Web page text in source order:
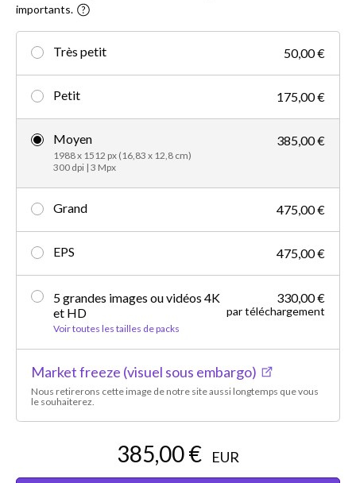
importants.
Très petit 50,00 €
Petit 175,00 €
Moyen
1988 x 1512 px (16,83 x 12,8 cm)
300 dpi | 3 Mpx
385,00 €
Grand 475,00 €
EPS 475,00 €
5 grandes images ou vidéos 4K
et HD
Voir toutes les tailles de packs
330,00 €
par téléchargement
Market freeze (visuel sous embargo)
Nous retirerons cette image de notre site aussi longtemps que vous
le souhaiterez.
385,00 € EUR